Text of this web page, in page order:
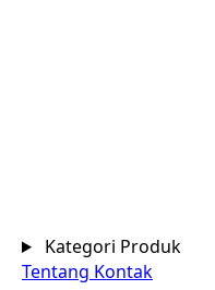
Kategori Produk
Tentang Kontak